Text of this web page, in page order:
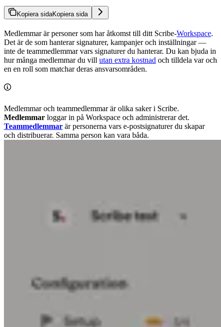
Kopiera sidaKopiera sida
Medlemmar är personer som har åtkomst till ditt Scribe-Workspace.
Det är de som hanterar signaturer, kampanjer och inställningar —
inte de teammedlemmar vars signaturer du hanterar. Du kan bjuda in
hur många medlemmar du vill utan extra kostnad och tilldela var och
en en roll som matchar deras ansvarsområden.
Medlemmar och teammedlemmar är olika saker i Scribe.
Medlemmar loggar in på Workspace och administrerar det.
Teammedlemmar är personerna vars e-postsignaturer du skapar
och distribuerar. Samma person kan vara båda.